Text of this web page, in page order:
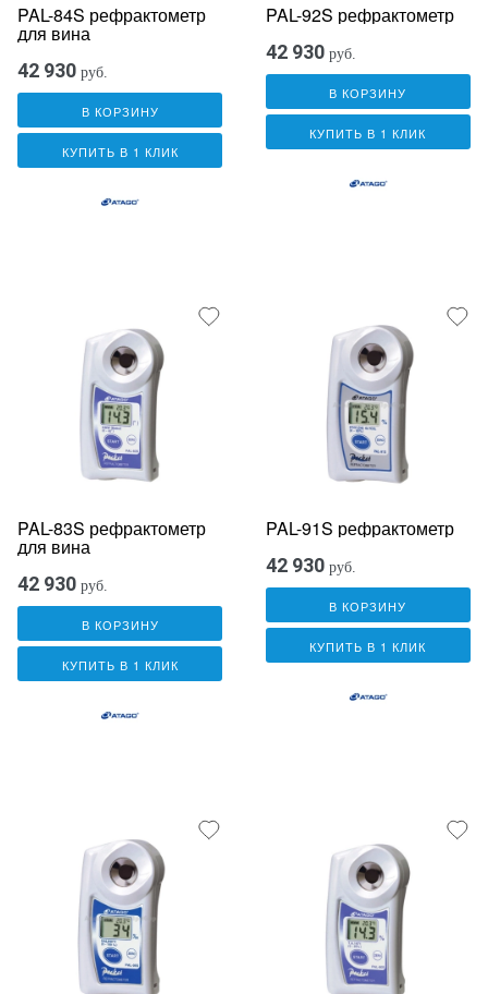
PAL-84S рефрактометр
для вина
42 930 руб.
В КОРЗИНУ
КУПИТЬ В 1 КЛИК
PAL-92S рефрактометр
42 930 руб.
В КОРЗИНУ
КУПИТЬ В 1 КЛИК
PAL-83S рефрактометр
для вина
42 930 руб.
В КОРЗИНУ
КУПИТЬ В 1 КЛИК
PAL-91S рефрактометр
42 930 руб.
В КОРЗИНУ
КУПИТЬ В 1 КЛИК